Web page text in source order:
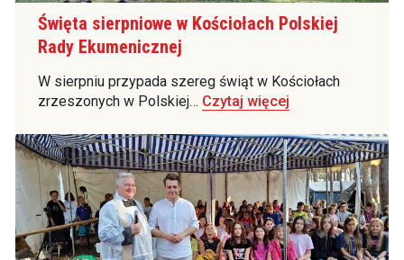
Święta sierpniowe w Kościołach Polskiej
Rady Ekumenicznej
W sierpniu przypada szereg świąt w Kościołach
zrzeszonych w Polskiej… Czytaj więcej